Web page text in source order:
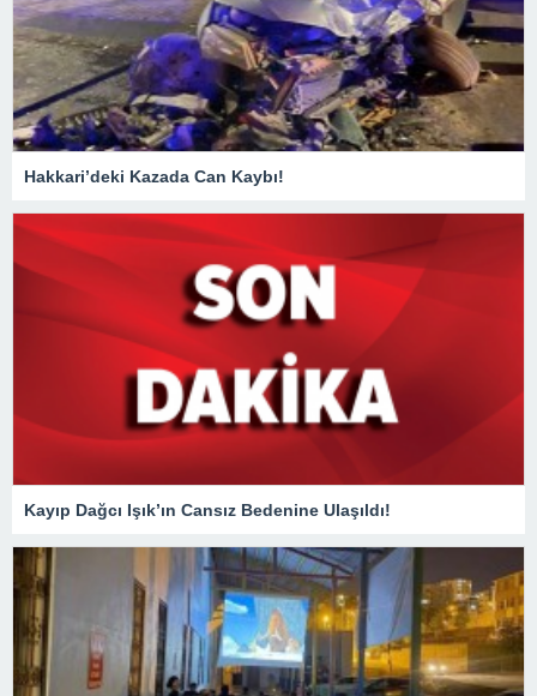
Hakkari’deki Kazada Can Kaybı!
Kayıp Dağcı Işık’ın Cansız Bedenine Ulaşıldı!